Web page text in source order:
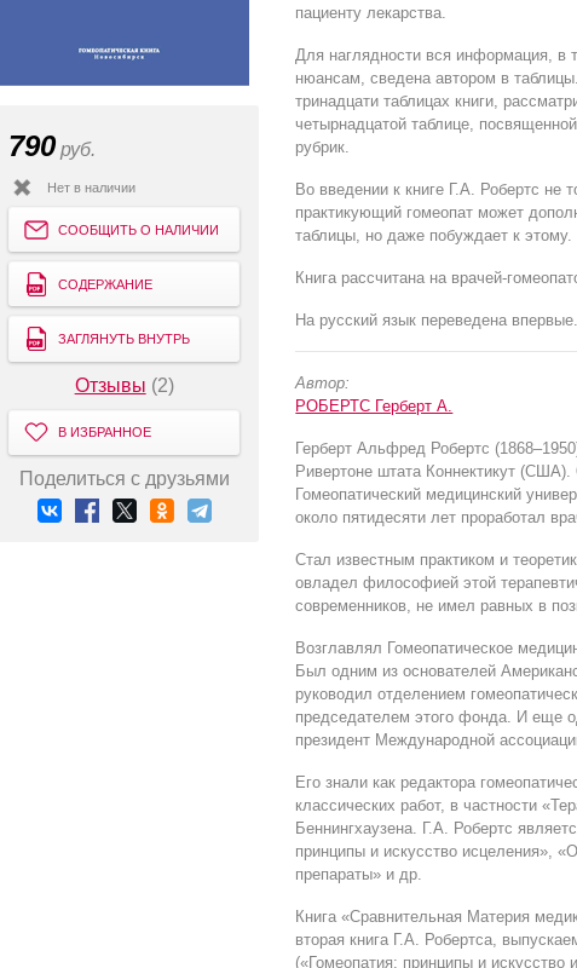
790 руб.
Нет в наличии
СООБЩИТЬ О НАЛИЧИИ
СОДЕРЖАНИЕ
ЗАГЛЯНУТЬ ВНУТРЬ
Отзывы (2)
В ИЗБРАННОЕ
Поделиться с друзьями
пациенту лекарства.
Для наглядности вся информация, в
нюансам, сведена автором в
тринадцати таблицах книги,
четырнадцатой таблице,
рубрик.
Во введении к книге Г.А. Робертс не
практикующий гомеопат может
таблицы, но даже побуждает к этому.
Книга рассчитана на врачей-
На русский язык переведена впервые.
Автор:
РОБЕРТС Герберт А.
Герберт Альфред Робертс
Ривертоне штата Коннектикут (США).
Гомеопатический медицинский
около пятидесяти лет проработал
Стал известным практиком и
овладел философией этой
современников, не имел равных в
Возглавлял Гомеопатическое
Был одним из основателей
руководил отделением
председателем этого фонда. И еще
президент Международной
Его знали как редактора
классических работ, в частности
Беннингхаузена. Г.А. Робертс
принципы и искусство исцеления»,
препараты» и др.
Книга «Сравнительная Материя
вторая книга Г.А. Робертса,
(«Гомеопатия: принципы и